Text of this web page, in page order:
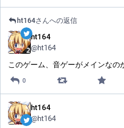
ht164さんへの返信
ht164
@ht164
このゲーム、音ゲーがメインなの
0
ht164
@ht164